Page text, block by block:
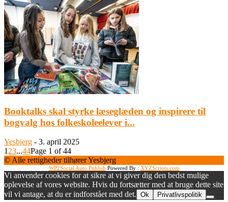
Booktalks skal styrke læseglæden og inspirere til
bogvalg hos folkeskoleelever i...
Yesbjerg - 3. april 2025
1 23...44Page 1 of 44
© Alle rettigheder tilhører Yesbjerg
WP2Social Auto Publish Powered By : XYZScripts.com
Vi anvender cookies for at sikre at vi giver dig den bedst mulige
oplevelse af vores website. Hvis du fortsætter med at bruge dette site
vil vi antage, at du er indforstået med det. Ok Privatlivspolitik